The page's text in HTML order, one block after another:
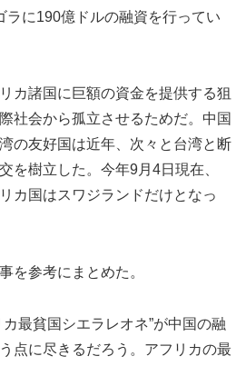
ラに190億ドルの融資を行ってい
カ諸国に巨額の資金を提供する狙
社会から孤立させるためだ。中国
の友好国は近年、次々と台湾と断
を樹立した。今年9月4日現在、
カ国はスワジランドだけとなっ
を参考にまとめた。
最貧国シエラレオネ”が中国の融
点に尽きるだろう。アフリカの最